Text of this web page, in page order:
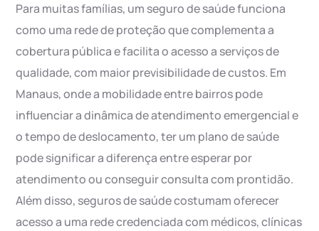
Para muitas famílias, um seguro de saúde funciona
como uma rede de proteção que complementa a
cobertura pública e facilita o acesso a serviços de
qualidade, com maior previsibilidade de custos. Em
Manaus, onde a mobilidade entre bairros pode
influenciar a dinâmica de atendimento emergencial e
o tempo de deslocamento, ter um plano de saúde
pode significar a diferença entre esperar por
atendimento ou conseguir consulta com prontidão.
Além disso, seguros de saúde costumam oferecer
acesso a uma rede credenciada com médicos, clínicas